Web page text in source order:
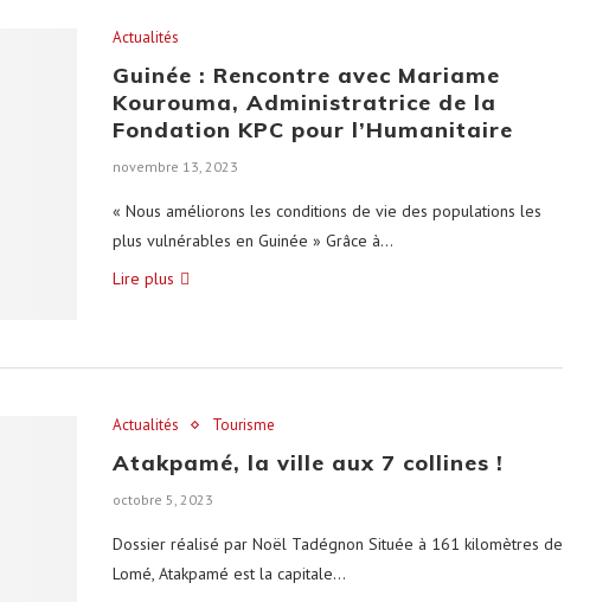
Actualités
Guinée : Rencontre avec Mariame
Kourouma, Administratrice de la
Fondation KPC pour l’Humanitaire
novembre 13, 2023
« Nous améliorons les conditions de vie des populations les
plus vulnérables en Guinée » Grâce à…
Lire plus
Actualités Tourisme
Atakpamé, la ville aux 7 collines !
octobre 5, 2023
Dossier réalisé par Noël Tadégnon Située à 161 kilomètres de
Lomé, Atakpamé est la capitale…